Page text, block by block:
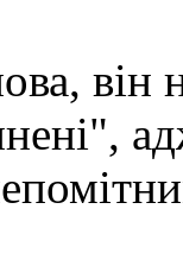
він